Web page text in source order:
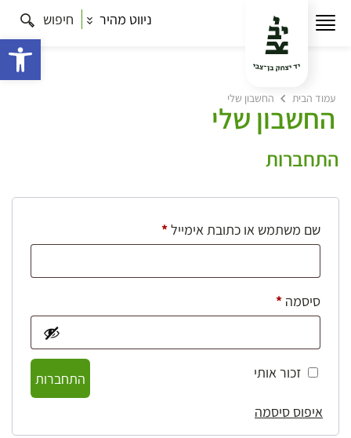
ניווט מהיר חיפוש
עמוד הבית החשבון שלי
החשבון שלי
התחברות
שם משתמש או כתובת אימייל*חובה
סיסמה *חובה
זכור אותי
התחברות
איפוס סיסמה